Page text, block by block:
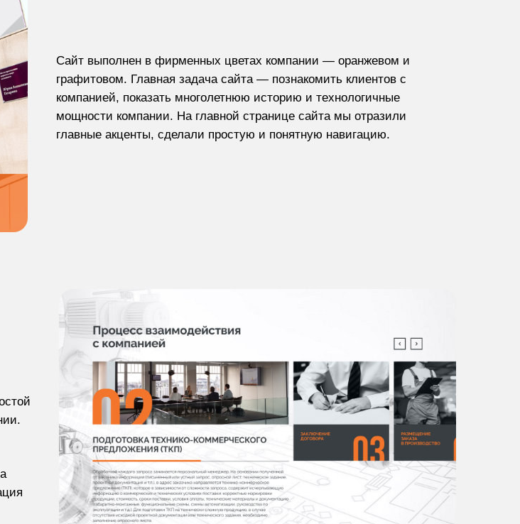
Сайт выполнен в фирменных цветах компании — оранжевом и
графитовом. Главная задача сайта — познакомить клиентов с
компанией, показать многолетнюю историю и технологичные
мощности компании. На главной странице сайта мы отразили
главные акценты, сделали простую и понятную навигацию.